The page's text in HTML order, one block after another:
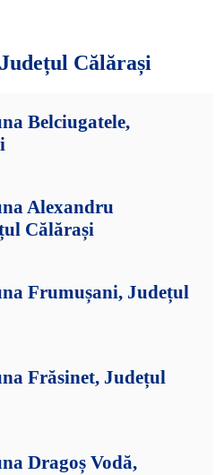
Județul Călărași
Belciugatele,
Alexandru
Călărași
Frumușani, Județul
Frăsinet, Județul
Dragoș Vodă,